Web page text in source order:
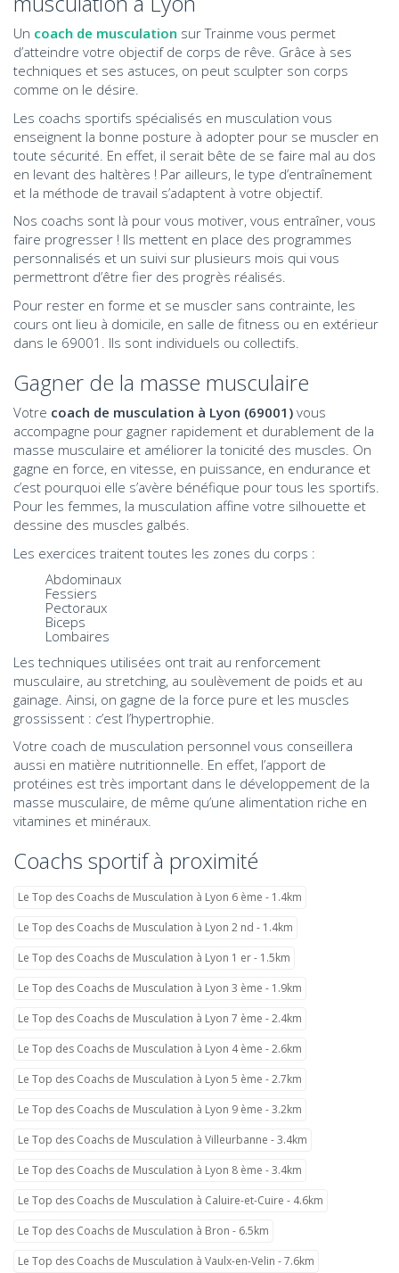
Un coach de musculation sur Trainme vous permet
d’atteindre votre objectif de corps de rêve. Grâce à ses
techniques et ses astuces, on peut sculpter son corps
comme on le désire.
Les coachs sportifs spécialisés en musculation vous
enseignent la bonne posture à adopter pour se muscler en
toute sécurité. En effet, il serait bête de se faire mal au dos
en levant des haltères ! Par ailleurs, le type d’entraînement
et la méthode de travail s’adaptent à votre objectif.
Nos coachs sont là pour vous motiver, vous entraîner, vous
faire progresser ! Ils mettent en place des programmes
personnalisés et un suivi sur plusieurs mois qui vous
permettront d’être fier des progrès réalisés.
Pour rester en forme et se muscler sans contrainte, les
cours ont lieu à domicile, en salle de fitness ou en extérieur
dans le 69001. Ils sont individuels ou collectifs.
Gagner de la masse musculaire
Votre coach de musculation à Lyon (69001) vous
accompagne pour gagner rapidement et durablement de la
masse musculaire et améliorer la tonicité des muscles. On
gagne en force, en vitesse, en puissance, en endurance et
c’est pourquoi elle s’avère bénéfique pour tous les sportifs.
Pour les femmes, la musculation affine votre silhouette et
dessine des muscles galbés.
Les exercices traitent toutes les zones du corps :
Abdominaux
Fessiers
Pectoraux
Biceps
Lombaires
Les techniques utilisées ont trait au renforcement
musculaire, au stretching, au soulèvement de poids et au
gainage. Ainsi, on gagne de la force pure et les muscles
grossissent : c’est l’hypertrophie.
Votre coach de musculation personnel vous conseillera
aussi en matière nutritionnelle. En effet, l’apport de
protéines est très important dans le développement de la
masse musculaire, de même qu’une alimentation riche en
vitamines et minéraux.
Coachs sportif à proximité
Le Top des Coachs de Musculation à Lyon 6 ème - 1.4km
Le Top des Coachs de Musculation à Lyon 2 nd - 1.4km
Le Top des Coachs de Musculation à Lyon 1 er - 1.5km
Le Top des Coachs de Musculation à Lyon 3 ème - 1.9km
Le Top des Coachs de Musculation à Lyon 7 ème - 2.4km
Le Top des Coachs de Musculation à Lyon 4 ème - 2.6km
Le Top des Coachs de Musculation à Lyon 5 ème - 2.7km
Le Top des Coachs de Musculation à Lyon 9 ème - 3.2km
Le Top des Coachs de Musculation à Villeurbanne - 3.4km
Le Top des Coachs de Musculation à Lyon 8 ème - 3.4km
Le Top des Coachs de Musculation à Caluire-et-Cuire - 4.6km
Le Top des Coachs de Musculation à Bron - 6.5km
Le Top des Coachs de Musculation à Vaulx-en-Velin - 7.6km